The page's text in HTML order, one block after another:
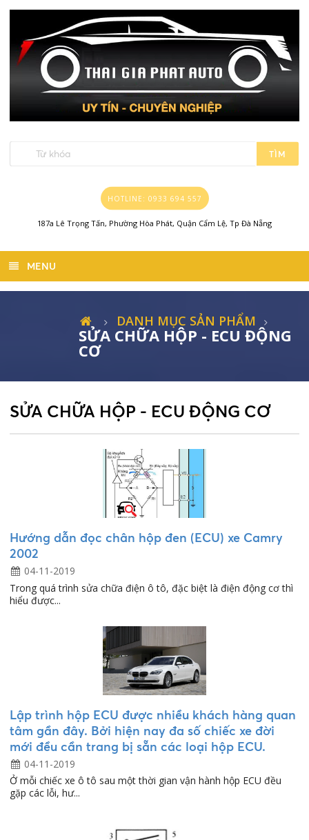
TÌM
HOTLINE: 0933 694 557
187a Lê Trọng Tấn, Phường Hòa Phát, Quận Cẩm Lệ, Tp Đà Nẵng
MENU
DANH MỤC SẢN PHẨM
SỬA CHỮA HỘP - ECU ĐỘNG
CƠ
SỬA CHỮA HỘP - ECU ĐỘNG CƠ
Hướng dẫn đọc chân hộp đen (ECU) xe Camry
2002
04-11-2019
Trong quá trình sửa chữa điện ô tô, đặc biệt là điện động cơ thì
hiểu được...
Lập trình hộp ECU được nhiều khách hàng quan
tâm gần đây. Bởi hiện nay đa số chiếc xe đời
mới đều cần trang bị sẵn các loại hộp ECU.
04-11-2019
Ở mỗi chiếc xe ô tô sau một thời gian vận hành hộp ECU đều
gặp các lỗi, hư...